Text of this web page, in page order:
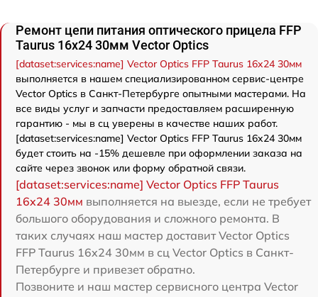
Ремонт цепи питания оптического прицела FFP
Taurus 16x24 30мм Vector Optics
[dataset:services:name] Vector Optics FFP Taurus 16x24 30мм
выполняется в нашем специализированном сервис-центре
Vector Optics в Санкт-Петербурге опытными мастерами. На
все виды услуг и запчасти предоставляем расширенную
гарантию - мы в сц уверены в качестве наших работ.
[dataset:services:name] Vector Optics FFP Taurus 16x24 30мм
будет стоить на -15% дешевле при оформлении заказа на
сайте через звонок или форму обратной связи.
[dataset:services:name] Vector Optics FFP Taurus
16x24 30мм выполняется на выезде, если не требует
большого оборудования и сложного ремонта. В
таких случаях наш мастер доставит Vector Optics
FFP Taurus 16x24 30мм в сц Vector Optics в Санкт-
Петербурге и привезет обратно.
Позвоните и наш мастер сервисного центра Vector